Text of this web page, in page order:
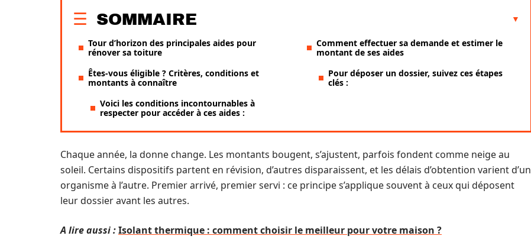
SOMMAIRE
Tour d’horizon des principales aides pour
rénover sa toiture
Êtes-vous éligible ? Critères, conditions et
montants à connaître
Voici les conditions incontournables à
respecter pour accéder à ces aides :
Comment effectuer sa demande et estimer le
montant de ses aides
Pour déposer un dossier, suivez ces étapes
clés :
Chaque année, la donne change. Les montants bougent, s’ajustent, parfois fondent comme neige au
soleil. Certains dispositifs partent en révision, d’autres disparaissent, et les délais d’obtention varient d’un
organisme à l’autre. Premier arrivé, premier servi : ce principe s’applique souvent à ceux qui déposent
leur dossier avant les autres.
A lire aussi :Isolant thermique : comment choisir le meilleur pour votre maison ?